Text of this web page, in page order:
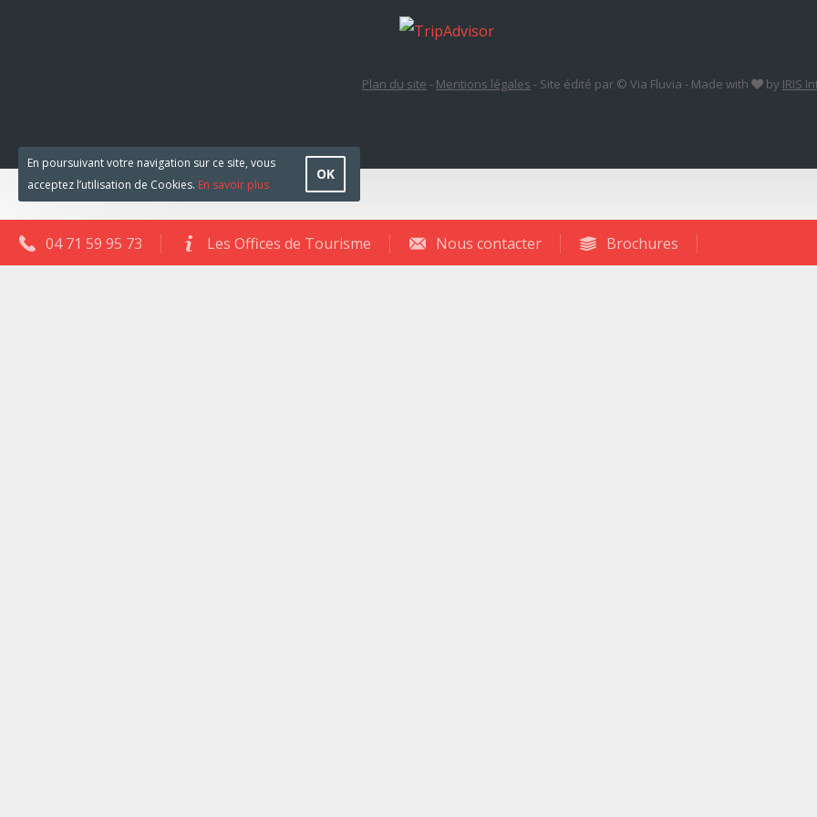
Plan du site - Mentions légales - Site édité par © Via Fluvia - Made with by IRIS
04 71 59 95 73 Les Offices de Tourisme Nous contacter Brochures
En poursuivant votre navigation sur ce site, vous
acceptez l’utilisation de Cookies. En savoir plus
OK